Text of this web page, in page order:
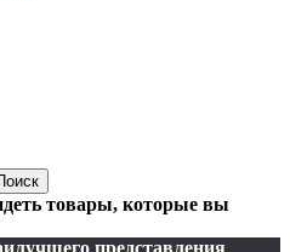
товары, которые вы